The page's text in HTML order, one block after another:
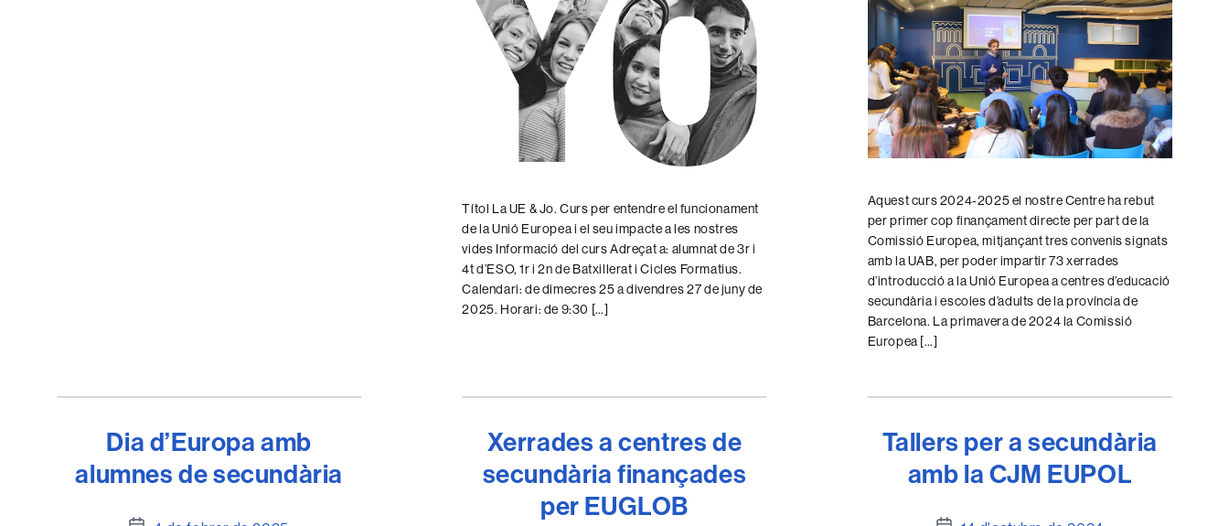
Títol La UE & Jo. Curs per entendre el funcionament
de la Unió Europea i el seu impacte a les nostres
vides Informació del curs Adreçat a: alumnat de 3r i
4t d’ESO, 1r i 2n de Batxillerat i Cicles Formatius.
Calendari: de dimecres 25 a divendres 27 de juny de
2025. Horari: de 9:30 […]
Aquest curs 2024-2025 el nostre Centre ha rebut
per primer cop finançament directe per part de la
Comissió Europea, mitjançant tres convenis signats
amb la UAB, per poder impartir 73 xerrades
d’introducció a la Unió Europea a centres d’educació
secundària i escoles d’adults de la província de
Barcelona. La primavera de 2024 la Comissió
Europea […]
Dia d’Europa amb
alumnes de secundària
Xerrades a centres de
secundària finançades
per EUGLOB
Tallers per a secundària
amb la CJM EUPOL